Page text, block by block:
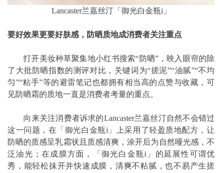
Lancaster兰嘉丝汀「御光白金瓶i」
要好效果更要好肤感，防晒质地成消费者关注重点
打开美妆种草聚集地小红书搜索“防晒”，映入眼帘的除
了大批防晒指数的测评对比，关键词为“搓泥”“油腻”“不均
匀”“粘手”等的避雷笔记也都拥有相当高的点赞与收藏，可
见防晒霜的质地一直是消费者考量的重点。
向来关注消费者诉求的Lancaster兰嘉丝汀自然不会错过
这一问题，在「御光白金瓶i」上采用了轻盈质地配方，让
防晒的质感呈乳霜状且质感清爽，涂开后为自然哑光感，不
泛油光；在成膜方面，「御光白金瓶i」的延展性可谓优
秀，能轻松抹开并快速成膜，清爽不粘腻，也不易产生搓